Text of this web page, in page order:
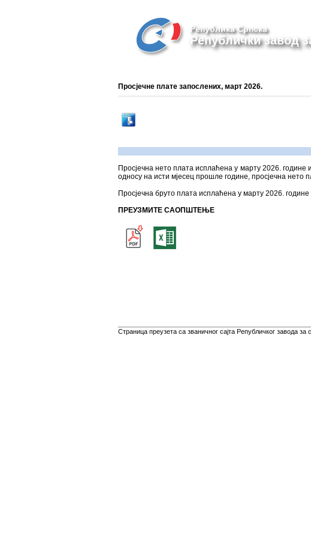
Република Српска
Републички завод
Просјечне плате запослених, март 2026.
Просјечна нето плата исплаћена у марту 2026.
односу на исти мјесец прошле године, просјечна нето
Просјечна бруто плата исплаћена у марту 2026.
ПРЕУЗМИТЕ САОПШТЕЊЕ
Страница преузета са званичног сајта Републичког завода за